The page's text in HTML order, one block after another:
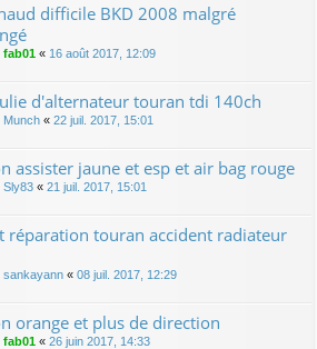
difficile BKD 2008 malgré
fab01 « 16 août 2017, 12:09
d'alternateur touran tdi 140ch
Munch « 22 juil. 2017, 15:01
assister jaune et esp et air bag rouge
Sly83 « 21 juil. 2017, 15:01
réparation touran accident radiateur
sankayann « 08 juil. 2017, 12:29
orange et plus de direction
fab01 « 26 juin 2017, 14:33